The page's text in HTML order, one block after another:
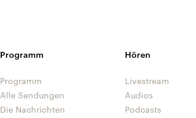
Programm
Programm
Alle Sendungen
Die Nachrichten
Hören
Livestream
Audios
Podcasts